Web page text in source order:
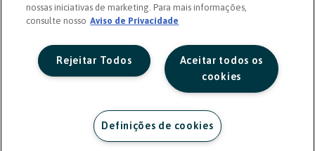
ouvidoriasicoob.com.br
Deficientes auditivos ou de fala
nossas iniciativas de marketing. Para mais informações,
consulte nosso Aviso de Privacidade
Aceitar todos os
cookies
Rejeitar Todos
Definições de cookies